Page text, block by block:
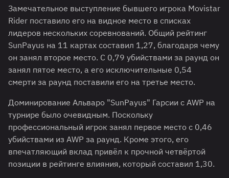
Замечательное выступление бывшего игрока Movistar
Rider поставило его на видное место в списках
лидеров нескольких соревнований. Общий рейтинг
SunPayus на 11 картах составил 1,27, благодаря чему
он занял второе место. С 0,79 убийствами за раунд он
занял пятое место, а его исключительные 0,54
смерти за раунд поставили его на третье место.
Доминирование Альваро "SunPayus" Гарсии с AWP на
турнире было очевидным. Поскольку
профессиональный игрок занял первое место с 0,46
убийствами из AWP за раунд. Кроме этого, его
впечатляющий вклад привёл к прочной четвёртой
позиции в рейтинге влияния, который составил 1,30.